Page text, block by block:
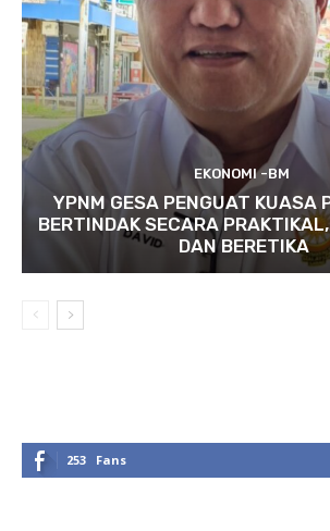
EKONOMI -BM
YPNM GESA PENGUAT KUASA
BERTINDAK SECARA
DAN BERETIKA
253 Fans